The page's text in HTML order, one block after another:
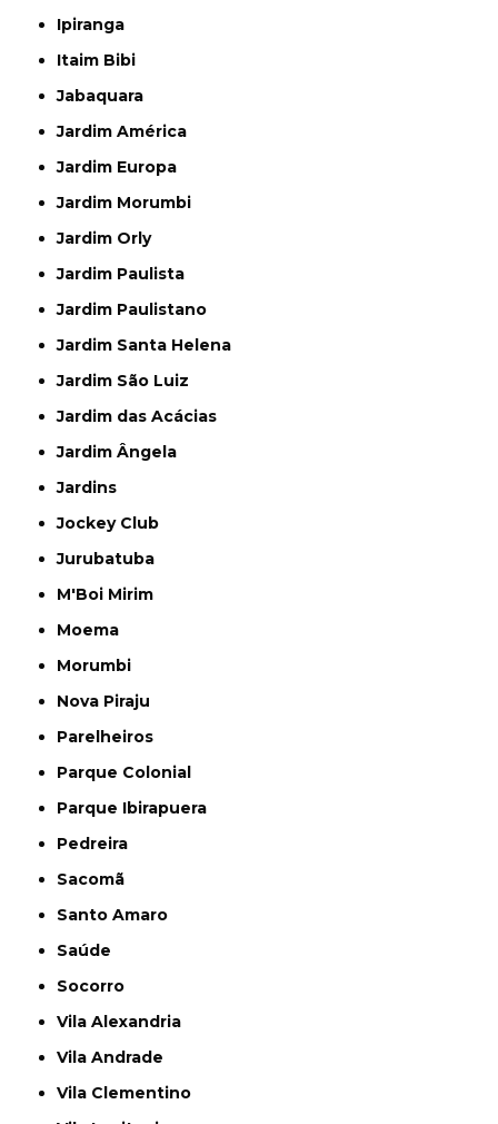
Ipiranga
Itaim Bibi
Jabaquara
Jardim América
Jardim Europa
Jardim Morumbi
Jardim Orly
Jardim Paulista
Jardim Paulistano
Jardim Santa Helena
Jardim São Luiz
Jardim das Acácias
Jardim Ângela
Jardins
Jockey Club
Jurubatuba
M'Boi Mirim
Moema
Morumbi
Nova Piraju
Parelheiros
Parque Colonial
Parque Ibirapuera
Pedreira
Sacomã
Santo Amaro
Saúde
Socorro
Vila Alexandria
Vila Andrade
Vila Clementino